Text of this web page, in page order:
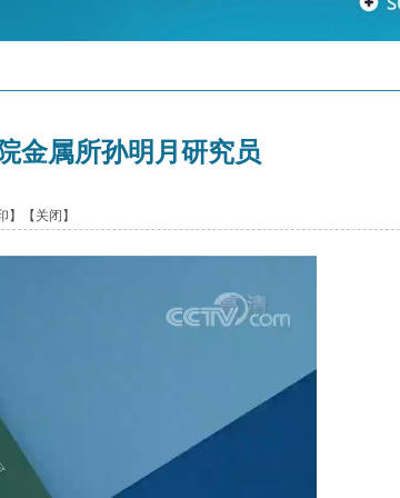
金属所孙明月研究员
】【 关闭 】